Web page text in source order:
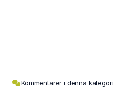
Kommentarer i denna kategori